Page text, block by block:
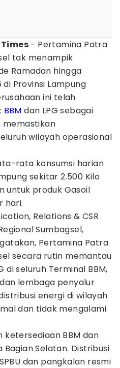
Times - Pertamina Patra
tak menampik
Ramadan hingga
Provinsi Lampung
ini telah
BBM dan LPG sebagai
memastikan
wilayah operasional
rata konsumsi harian
sekitar 2.500 Kilo
untuk produk Gasoil
hari.
Relations & CSR
Sumbagsel,
Pertamina Patra
secara rutin memantau
di seluruh Terminal BBM,
lembaga penyalur
energi di wilayah
dan tidak mengalami
ketersediaan BBM dan
Bagian Selatan. Distribusi
dan pangkalan resmi